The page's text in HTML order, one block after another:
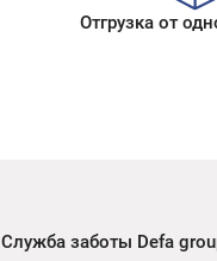
Отгрузка от
Служба заботы Defa